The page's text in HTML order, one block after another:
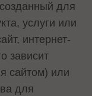
для
услуги или
интернет-
зависит
сайтом) или
для